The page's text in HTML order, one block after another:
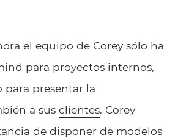
el equipo de Corey sólo ha
para proyectos internos,
para presentar la
a sus clientes. Corey
de disponer de modelos